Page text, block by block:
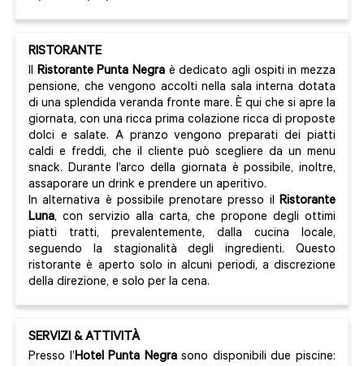
RISTORANTE
Il Ristorante Punta Negra è dedicato agli ospiti in mezza
pensione, che vengono accolti nella sala interna dotata
di una splendida veranda fronte mare. È qui che si apre la
giornata, con una ricca prima colazione ricca di proposte
dolci e salate. A pranzo vengono preparati dei piatti
caldi e freddi, che il cliente può scegliere da un menu
snack. Durante l’arco della giornata è possibile, inoltre,
assaporare un drink e prendere un aperitivo.
In alternativa è possibile prenotare presso il Ristorante
Luna, con servizio alla carta, che propone degli ottimi
piatti tratti, prevalentemente, dalla cucina locale,
seguendo la stagionalità degli ingredienti. Questo
ristorante è aperto solo in alcuni periodi, a discrezione
della direzione, e solo per la cena.
SERVIZI & ATTIVITÀ
Presso l’Hotel Punta Negrasono disponibili due piscine: